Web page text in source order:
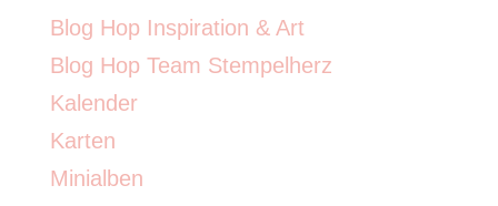
Blog Hop Inspiration & Art
Blog Hop Team Stempelherz
Kalender
Karten
Minialben